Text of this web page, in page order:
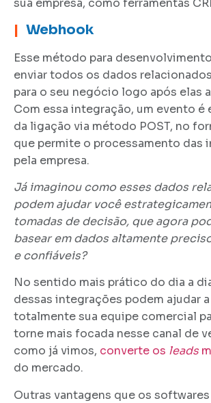
sua empresa, como ferramentas
| Webhook
Esse método para
enviar todos os dados
para o seu negócio logo após elas
Com essa integração, um evento é
da ligação via método POST, no
que permite o processamento das
pela empresa.
Já imaginou como esses dados
podem ajudar você
tomadas de decisão, que agora
basear em dados altamente
e confiáveis?
No sentido mais prático do dia a
dessas integrações podem ajudar
totalmente sua equipe comercial
torne mais focada nesse canal de
como já vimos, converte os leads
do mercado.
Outras vantagens que os